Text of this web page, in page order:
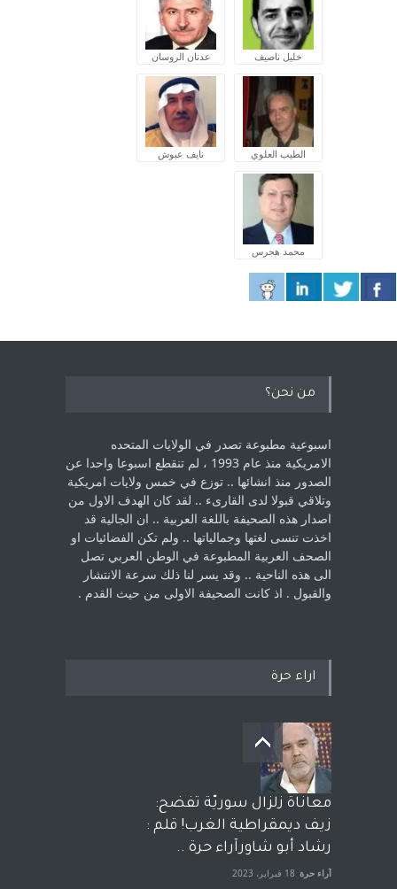
خليل ناصيف عدنان الروسان
الطيب العلوي نايف عبوش
محمد هجرس
من نحن؟
اسبوعية مطبوعة تصدر في الولايات المتحده
الامريكية منذ عام 1993 ، لم ‏تنقطع اسبوعا واحدا عن
الصدور منذ انشائها .. توزع في خمس ولايات امريكية
‏وتلاقي قبولا لدى القارىء ..‏ لقد كان الهدف الاول من
اصدار هذه الصحيفة باللغة العربية .. ان الجالية قد
اخذت ‏تنسى لغتها وجمالياتها .. ولم تكن الفضائيات او
الصحف العربية المطبوعة في الوطن ‏العربي تصل
الى هذه الناحية .. وقد يسر لنا ذلك سرعة الانتشار
والقبول . اذ كانت ‏الصحيفة الاولى من حيث القدم . ‏
اراء حرة
معاناة زلزال سوريّة تفضح:
زيف ديمقراطية الغرب! قلم :
رشاد أبو شاورآراء حرة ..
آراء حرة 18 فبراير، 2023